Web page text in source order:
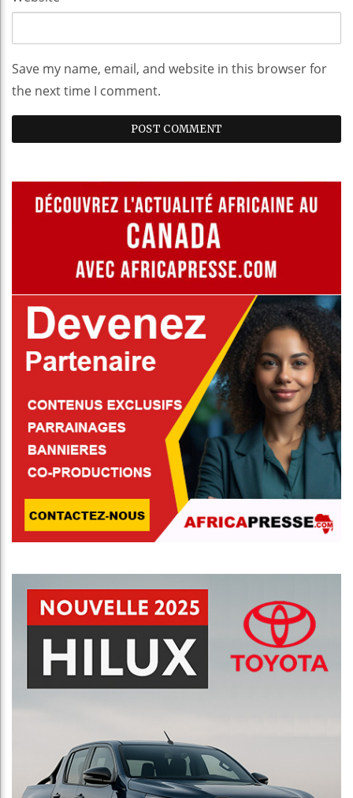
Save my name, email, and website in this browser for
the next time I comment.